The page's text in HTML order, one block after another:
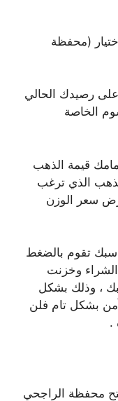
(محفظة
رصيدك الحالي
الخاصة
قيمة الذهب
الذي ترغب
سعر الوزن
تقوم بالضغط
الشراء وخزنت
، وذلك بشكل
آمن بشكل تام فلن
.
محفظة الراجحي